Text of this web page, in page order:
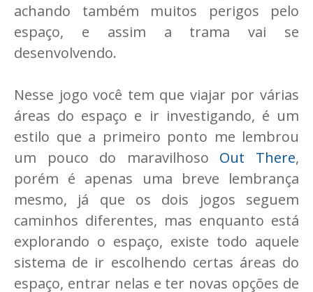
achando também muitos perigos pelo
espaço, e assim a trama vai se
desenvolvendo.
Nesse jogo você tem que viajar por várias
áreas do espaço e ir investigando, é um
estilo que a primeiro ponto me lembrou
um pouco do maravilhoso Out There,
porém é apenas uma breve lembrança
mesmo, já que os dois jogos seguem
caminhos diferentes, mas enquanto está
explorando o espaço, existe todo aquele
sistema de ir escolhendo certas áreas do
espaço, entrar nelas e ter novas opções de